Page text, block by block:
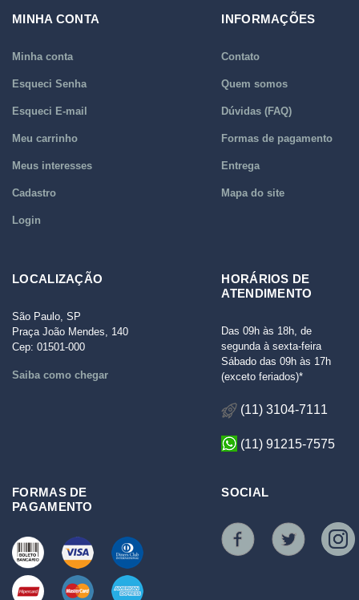
MINHA CONTA
Minha conta
Esqueci Senha
Esqueci E-mail
Meu carrinho
Meus interesses
Cadastro
Login
INFORMAÇÕES
Contato
Quem somos
Dúvidas (FAQ)
Formas de pagamento
Entrega
Mapa do site
LOCALIZAÇÃO
São Paulo, SP
Praça João Mendes, 140
Cep: 01501-000
Saiba como chegar
HORÁRIOS DE
ATENDIMENTO
Das 09h às 18h, de
segunda à sexta-feira
Sábado das 09h às 17h
(exceto feriados)*
(11) 3104-7111
(11) 91215-7575
FORMAS DE
PAGAMENTO
SOCIAL